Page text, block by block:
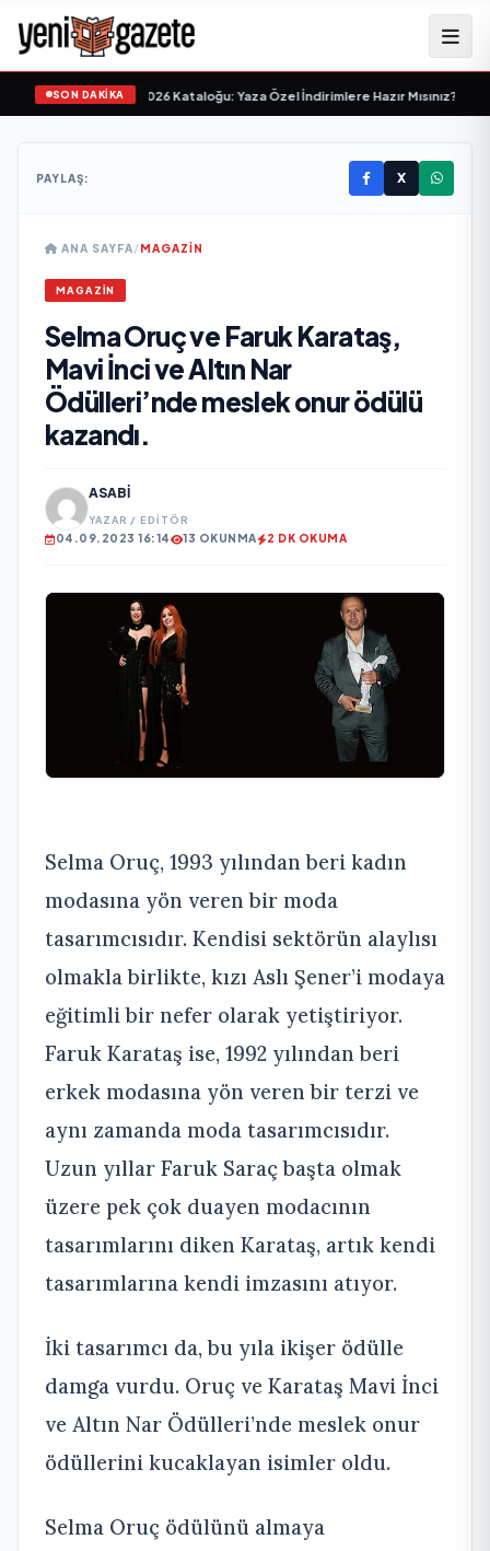
SON DAKİKA
24-30 Haziran 2026 Kataloğu: Yaza Özel İndirimlere Hazır Mısınız?•
PAYLAŞ: X
ANA SAYFA/MAGAZIN
MAGAZIN
Selma Oruç ve Faruk Karataş,
Mavi İnci ve Altın Nar
Ödülleri’nde meslek onur ödülü
kazandı.
ASABI
YAZAR / EDITÖR
04.09.2023 16:14 13 OKUNMA 2 DK OKUMA
Selma Oruç, 1993 yılından beri kadın
modasına yön veren bir moda
tasarımcısıdır. Kendisi sektörün alaylısı
olmakla birlikte, kızı Aslı Şener’i modaya
eğitimli bir nefer olarak yetiştiriyor.
Faruk Karataş ise, 1992 yılından beri
erkek modasına yön veren bir terzi ve
aynı zamanda moda tasarımcısıdır.
Uzun yıllar Faruk Saraç başta olmak
üzere pek çok duayen modacının
tasarımlarını diken Karataş, artık kendi
tasarımlarına kendi imzasını atıyor.
İki tasarımcı da, bu yıla ikişer ödülle
damga vurdu. Oruç ve Karataş Mavi İnci
ve Altın Nar Ödülleri’nde meslek onur
ödüllerini kucaklayan isimler oldu.
Selma Oruç ödülünü almaya